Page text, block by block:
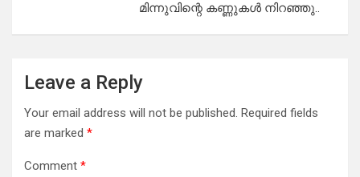
മിന്നുവിന്റെ കണ്ണുകൾ നിറഞ്ഞു..
Leave a Reply
Your email address will not be published. Required fields
are marked *
Comment *